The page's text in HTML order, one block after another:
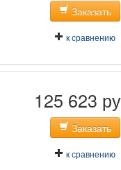
Заказать
к сравнению
125 623
Заказать
к сравнению